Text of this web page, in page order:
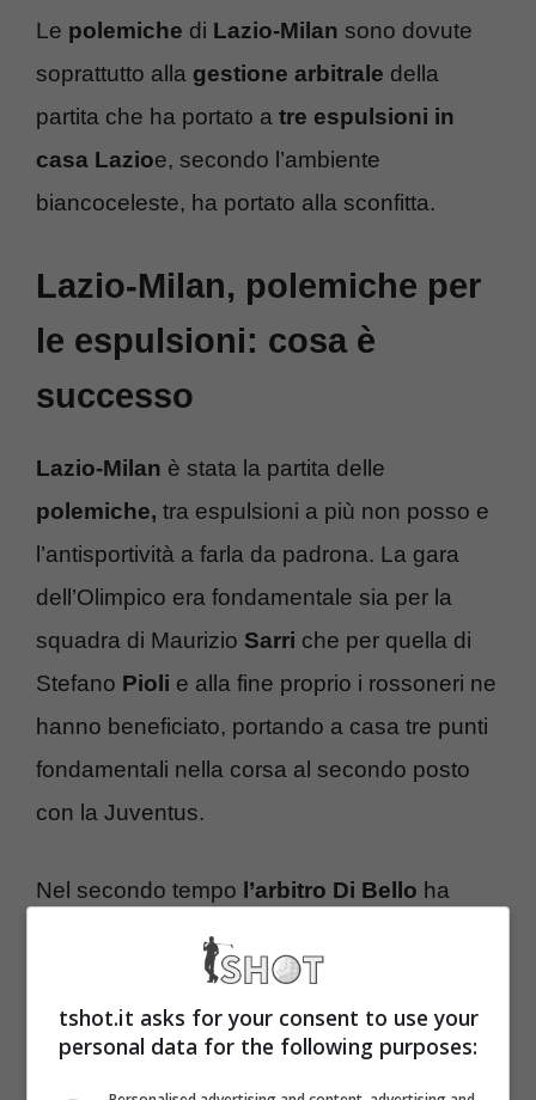
Le polemiche di Lazio-Milan sono dovute
soprattutto alla gestione arbitrale della
partita che ha portato a tre espulsioni in
casa Lazioe, secondo l’ambiente
biancoceleste, ha portato alla sconfitta.
Lazio-Milan, polemiche per
le espulsioni: cosa è
successo
Lazio-Milan è stata la partita delle
polemiche, tra espulsioni a più non posso e
l’antisportività a farla da padrona. La gara
dell’Olimpico era fondamentale sia per la
squadra di Maurizio Sarri che per quella di
Stefano Pioli e alla fine proprio i rossoneri ne
hanno beneficiato, portando a casa tre punti
fondamentali nella corsa al secondo posto
con la Juventus.
Nel secondo tempo l’arbitro Di Bello ha
perso il controllo della partita e le due
squadre sono diventatenervosissime.
numero di falli è aumentato a dismisiura e si
è arrivati alla parte finale della partita contre
tshot.it asks for your consent to use your
personal data for the following purposes: